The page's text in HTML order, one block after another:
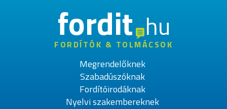
fordithu
FORDÍTÓK & TOLMÁCSOK
Megrendelőknek
Szabadúszóknak
Fordítóirodáknak
Nyelvi szakembereknek